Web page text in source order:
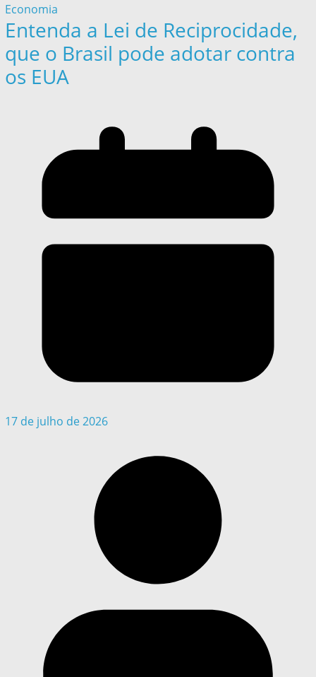
Economia
Entenda a Lei de Reciprocidade,
que o Brasil pode adotar contra
os EUA
17 de julho de 2026